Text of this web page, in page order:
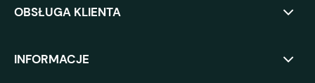
OBSŁUGA KLIENTA
INFORMACJE